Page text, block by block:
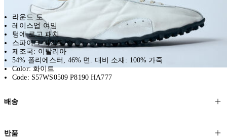
라운드 토
레이스업 여밈
텅에 로고 패치
스파이크 마감된 솔
제조국: 이탈리아
54% 폴리에스터, 46% 면. 대비 소재: 100% 가죽
Color: 화이트
Code: S57WS0509 P8190 HA777
배송
고객님의 위치에 따라 일반 배송과 익스프레스 배송을 제공합니다.
반품